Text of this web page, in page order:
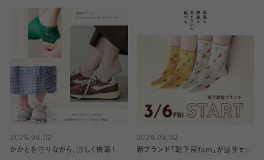
2026.08.02
かかとを守りながら、涼しく快適！
2026.08.02
新ブランド「靴下屋fam」が誕生❣️✨